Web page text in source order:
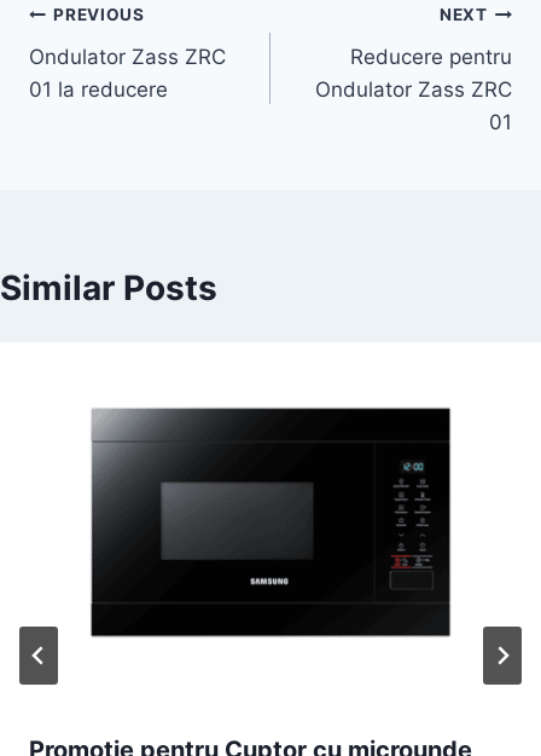
Post
navigation
PREVIOUS
Ondulator Zass ZRC
01 la reducere
NEXT
Reducere pentru
Ondulator Zass ZRC
01
Similar Posts